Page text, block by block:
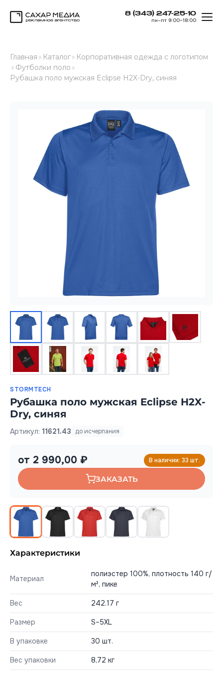
8 (343) 247-25-10
пн–пт 9:00–18:00
Главная » Каталог» Корпоративная одежда с логотипом
» Футболки поло »
Рубашка поло мужская Eclipse H2X-Dry, синяя
STORMTECH
Рубашка поло мужская Eclipse H2X-
Dry, синяя
Артикул: 11621.43 до исчерпания
от 2 990,00 ₽ В наличии: 33 шт.
ЗАКАЗАТЬ
Характеристики
Материал
полиэстер 100%, плотность 140 г/
м², пике
Вес 242.17 г
Размер S–5XL
В упаковке 30 шт.
Вес упаковки 8,72 кг